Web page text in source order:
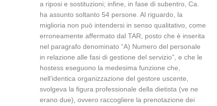
a riposi e sostituzioni; infine, in fase di subentro, Ca.
ha assunto soltanto 54 persone. Al riguardo, la
miglioria non può intendersi in senso qualitativo, come
erroneamente affermato dal TAR, posto che è inserita
nel paragrafo denominato “A) Numero del personale
in relazione alle fasi di gestione del servizio”, e che le
hostess eseguono la medesima funzione che,
nell’identica organizzazione del gestore uscente,
svolgeva la figura professionale della dietista (ve ne
erano due), ovvero raccogliere la prenotazione dei